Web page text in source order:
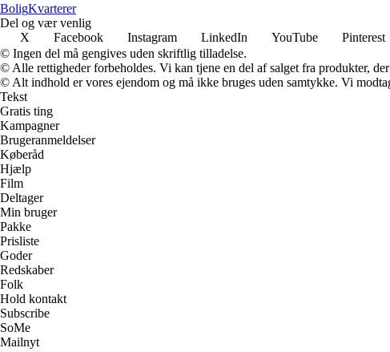
BoligKvarterer
Del og vær venlig
X
Facebook Instagram LinkedIn YouTube Pinterest
© Ingen del må gengives uden skriftlig tilladelse.
© Alle rettigheder forbeholdes. Vi kan tjene en del af salget fra produkter,
© Alt indhold er vores ejendom og må ikke bruges uden samtykke. Vi
Tekst
Gratis ting
Kampagner
Brugeranmeldelser
Køberåd
Hjælp
Film
Deltager
Min bruger
Pakke
Prisliste
Goder
Redskaber
Folk
Hold kontakt
Subscribe
SoMe
Mailnyt